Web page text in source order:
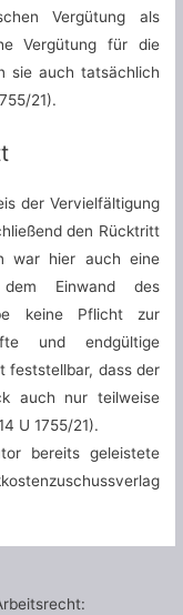
Vergütung als
Vergütung für die
sie auch tatsächlich
21).
der Vervielfältigung
den Rücktritt
war hier auch eine
Einwand des
keine Pflicht zur
und endgültige
feststellbar, dass der
auch nur teilweise
U 1755/21).
bereits geleistete